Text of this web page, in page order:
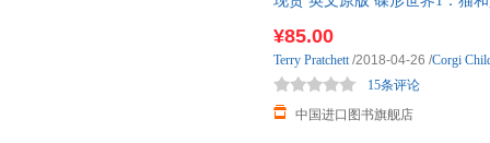
¥85.00
中国进口图书旗舰店
15条评论
Terry Pratchett/2018-04-26 /Corgi